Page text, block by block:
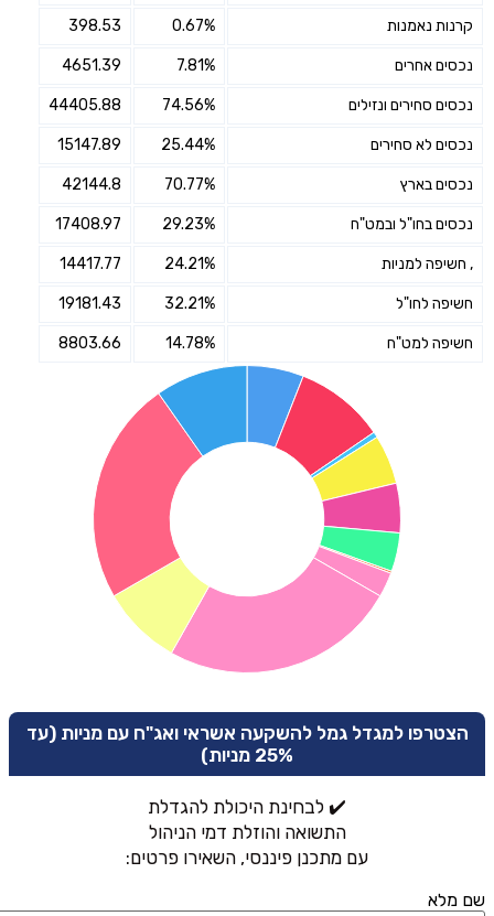
קרנות נאמנות 0.67%
398.53
נכסים אחרים 7.81%
4651.39
נכסים סחירים ונזילים 74.56%
44405.88
נכסים לא סחירים 25.44%
15147.89
נכסים בארץ 70.77%
42144.8
נכסים בחו"ל ובמט"ח 29.23%
17408.97
, חשיפה למניות 24.21%
14417.77
חשיפה לחו"ל 32.21%
19181.43
חשיפה למט"ח 14.78%
8803.66
הצטרפו למגדל גמל להשקעה אשראי ואג"ח עם מניות (עד
25% מניות)
✔️ לבחינת היכולת להגדלת
התשואה והוזלת דמי הניהול
עם מתכנן פיננסי, השאירו פרטים:
שם מלא